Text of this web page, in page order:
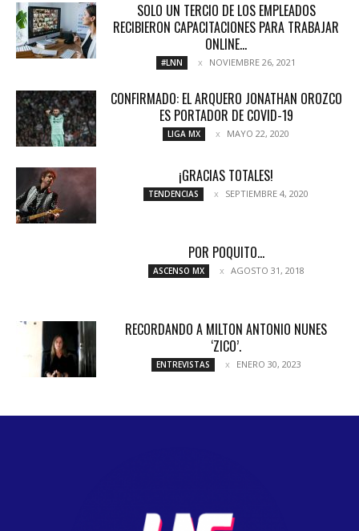
SOLO UN TERCIO DE LOS EMPLEADOS
RECIBIERON CAPACITACIONES PARA TRABAJAR
ONLINE...
#LNN NOVIEMBRE 26, 2021
CONFIRMADO: EL ARQUERO JONATHAN OROZCO
ES PORTADOR DE COVID-19
LIGA MX MAYO 22, 2020
¡GRACIAS TOTALES!
TENDENCIAS SEPTIEMBRE 4, 2020
POR POQUITO…
ASCENSO MX AGOSTO 31, 2018
RECORDANDO A MILTON ANTONIO NUNES
‘ZICO’.
ENTREVISTAS ENERO 30, 2023